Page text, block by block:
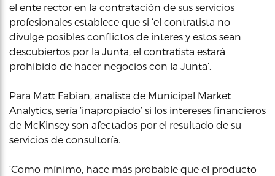
el ente rector en la contratación de sus servicios
profesionales establece que si ‘el contratista no
divulge posibles conflictos de interes y estos sean
descubiertos por la Junta, el contratista estará
prohibido de hacer negocios con la Junta’.
Para Matt Fabian, analista de Municipal Market
Analytics, sería ‘inapropiado’ si los intereses financieros
de McKinsey son afectados por el resultado de su
servicios de consultoría.
‘Como mínimo, hace más probable que el producto